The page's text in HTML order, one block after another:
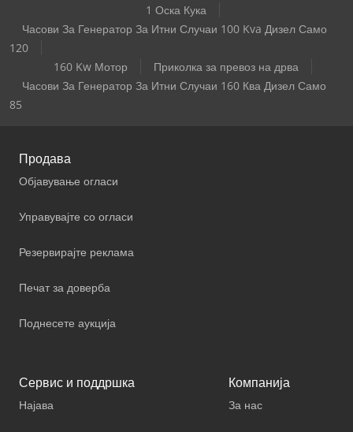
1 Оска Кука
Часови За Генератор За Итни Случаи 100 Kva Дизел Само
120
160 Kw Мотор
Приколка за превоз на дрва
Часови За Генератор За Итни Случаи 160 Ква Дизел Само
85
Продава
Објавување огласи
Управувајте со огласи
Резервирајте реклама
Печат за доверба
Поднесете аукција
Сервис и поддршка
Најава
Компанија
За нас